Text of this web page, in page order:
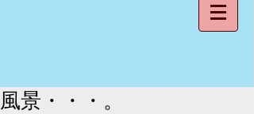
風景・・・。